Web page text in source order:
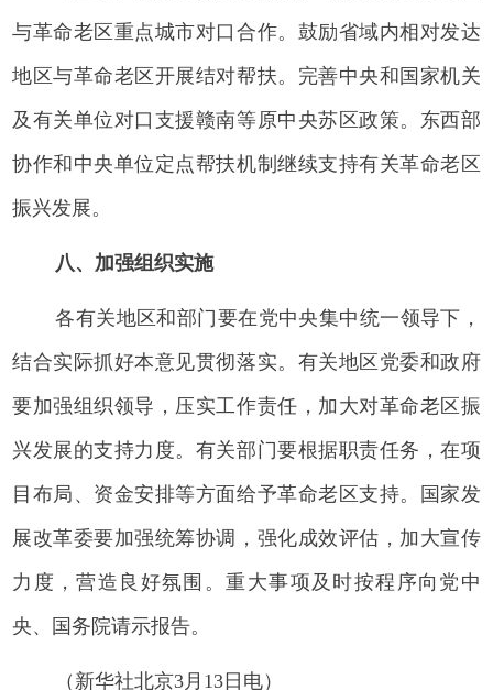
与革命老区重点城市对口合作。鼓励省域内相对发达
地区与革命老区开展结对帮扶。完善中央和国家机关
及有关单位对口支援赣南等原中央苏区政策。东西部
协作和中央单位定点帮扶机制继续支持有关革命老区
振兴发展。
八、加强组织实施
各有关地区和部门要在党中央集中统一领导下，
结合实际抓好本意见贯彻落实。有关地区党委和政府
要加强组织领导，压实工作责任，加大对革命老区振
兴发展的支持力度。有关部门要根据职责任务，在项
目布局、资金安排等方面给予革命老区支持。国家发
展改革委要加强统筹协调，强化成效评估，加大宣传
力度，营造良好氛围。重大事项及时按程序向党中
央、国务院请示报告。
（新华社北京3月13日电）